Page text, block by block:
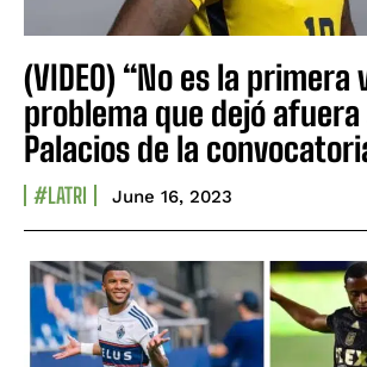
(VIDEO) “No es la primera
problema que dejó afuera
Palacios de la
#LATRI June 16, 2023